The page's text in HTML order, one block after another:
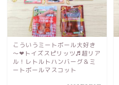
こういうミートボール大好き
～❤トイズスピリッツ♬超リア
ル！レトルトハンバーグ＆ミ
ートボールマスコット